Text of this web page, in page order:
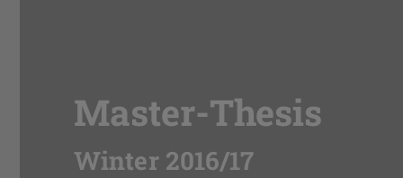
Master-Thesis
Winter 2016/17